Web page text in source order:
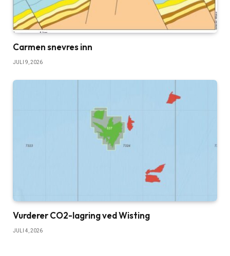
Carmen snevres inn
JULI 9, 2026
Vurderer CO2-lagring ved Wisting
JULI 4, 2026